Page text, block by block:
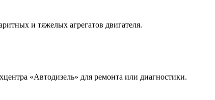
и тяжелых агрегатов двигателя.
«Автодизель» для ремонта или диагностики.